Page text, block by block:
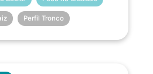
Perfil Tronco